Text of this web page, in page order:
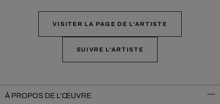
VISITER LA PAGE DE L'ARTISTE
SUIVRE L'ARTISTE
À PROPOS DE L’ŒUVRE